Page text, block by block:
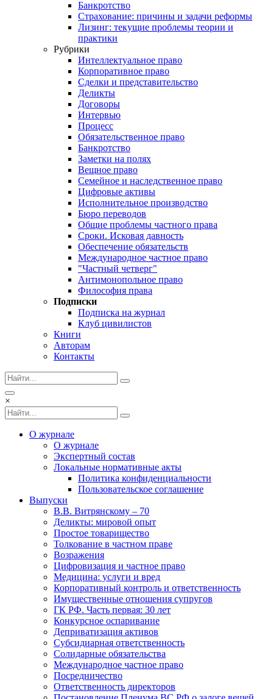
Банкротство
Страхование: причины и задачи реформы
Лизинг: текущие проблемы теории и
практики
Рубрики
Интеллектуальное право
Корпоративное право
Сделки и представительство
Деликты
Договоры
Интервью
Процесс
Обязательственное право
Банкротство
Заметки на полях
Вещное право
Семейное и наследственное право
Цифровые активы
Исполнительное производство
Бюро переводов
Общие проблемы частного права
Сроки. Исковая давность
Обеспечение обязательств
Международное частное право
"Частный четверг"
Антимонопольное право
Философия права
Подписки
Подписка на журнал
Клуб цивилистов
Книги
Авторам
Контакты
×
О журнале
О журнале
Экспертный состав
Локальные нормативные акты
Политика конфиденциальности
Пользовательское соглашение
Выпуски
В.В. Витрянскому – 70
Деликты: мировой опыт
Простое товарищество
Толкование в частном праве
Возражения
Цифровизация и частное право
Медицина: услуги и вред
Корпоративный контроль и ответственность
Имущественные отношения супругов
ГК РФ. Часть первая: 30 лет
Конкурсное оспаривание
Деприватизация активов
Субсидиарная ответственность
Солидарные обязательства
Международное частное право
Посредничество
Ответственность директоров